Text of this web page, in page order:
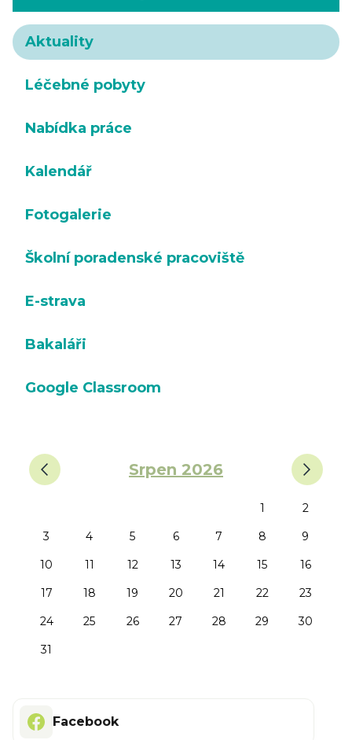
Aktuality
Léčebné pobyty
Nabídka práce
Kalendář
Fotogalerie
Školní poradenské pracoviště
E-strava
Bakaláři
Google Classroom
Srpen 2026
1
2
3
4 5 6 7 8
9
10
11 12 13 14 15
16
17
18 19 20 21 22
23
24
25 26 27 28 29
30
31
Facebook